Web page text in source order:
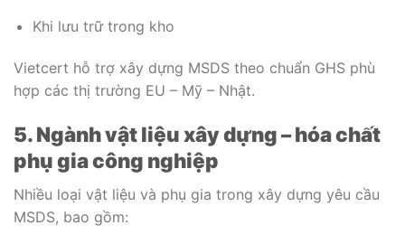
Khi lưu trữ trong kho
Vietcert hỗ trợ xây dựng MSDS theo chuẩn GHS phù
hợp các thị trường EU – Mỹ – Nhật.
5. Ngành vật liệu xây dựng – hóa chất
phụ gia công nghiệp
Nhiều loại vật liệu và phụ gia trong xây dựng yêu cầu
MSDS, bao gồm: